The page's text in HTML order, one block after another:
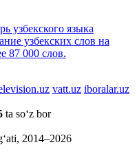
узбекского языка
узбекских слов на
87 000 слов.
vatt.uz iboralar.uz
ta so‘z bor
2014–2026